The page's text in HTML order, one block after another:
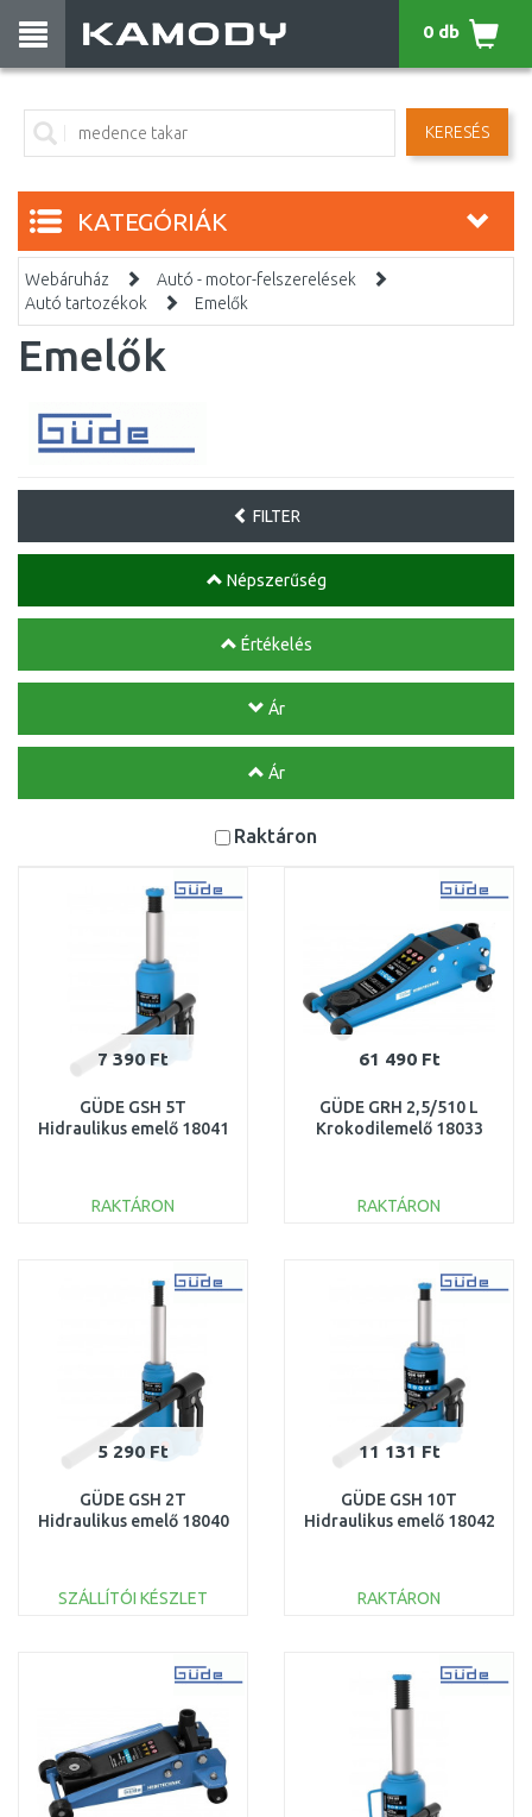
KERESÉS
0 db
KATEGÓRIÁK
Webáruház
Autó - motor-felszerelések
Autó tartozékok
Emelők
Emelők
FILTER
Népszerűség
Értékelés
Ár
Ár
Raktáron
7 390 Ft
GÜDE GSH 5T
Hidraulikus emelő 18041
RAKTÁRON
Összehasonlítás
61 490 Ft
GÜDE GRH 2,5/510 L
Krokodilemelő 18033
RAKTÁRON
Összehasonlítás
5 290 Ft
GÜDE GSH 2T
Hidraulikus emelő 18040
SZÁLLÍTÓI KÉSZLET
Összehasonlítás
11 131 Ft
GÜDE GSH 10T
Hidraulikus emelő 18042
RAKTÁRON
Összehasonlítás